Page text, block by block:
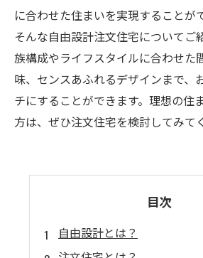
に合わせた住まいを実現することが
そんな自由設計注文住宅についてご
族構成やライフスタイルに合わせた
味、センスあふれるデザインまで、
チにすることができます。理想の住
方は、ぜひ注文住宅を検討してみて
目次
自由設計とは？